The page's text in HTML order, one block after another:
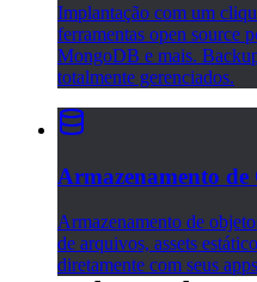
Implantação com um
ferramentas open source
MongoDB e mais.
totalmente gerenciados.
Armazenamento de
Armazenamento de
de arquivos, assets
diretamente com seus